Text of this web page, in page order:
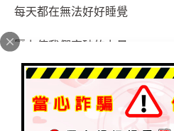
每天都在無法好好睡覺
壓力使我們突破的力量
有天給師父收身體時
神明指示肝火太大